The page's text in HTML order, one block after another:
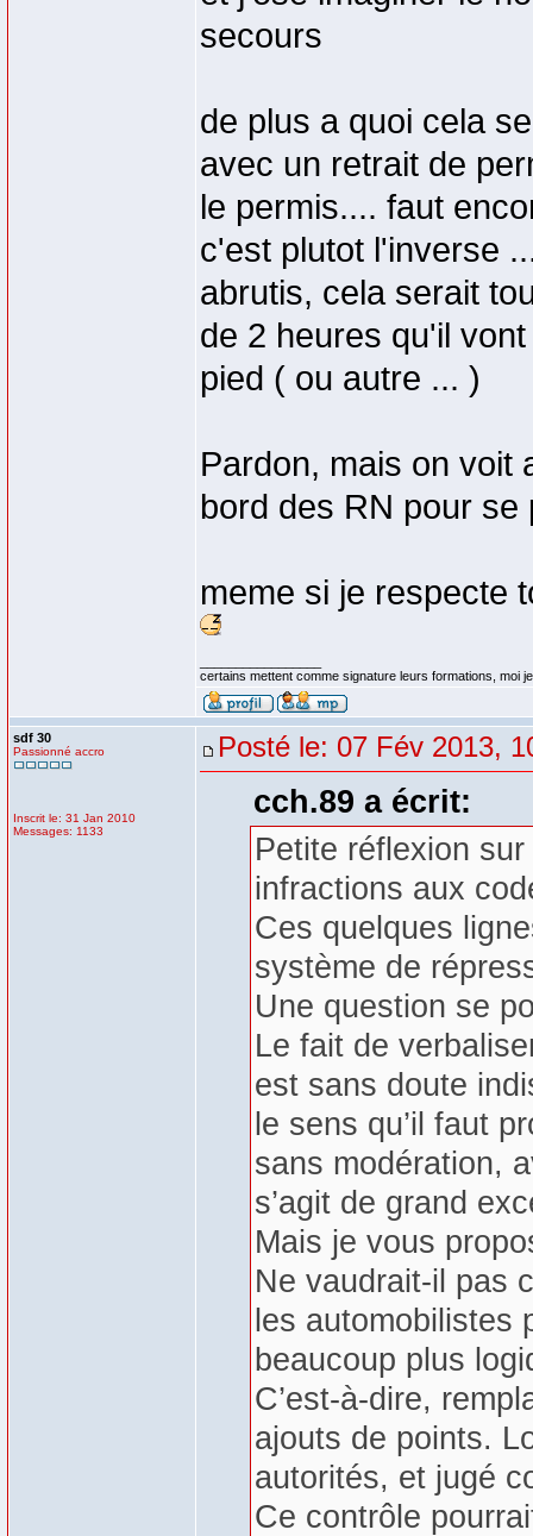
secours
de plus a quoi cela
avec un retrait de
le permis.... faut
c'est plutot l'inverse
abrutis, cela serait
de 2 heures qu'il
pied ( ou autre ... )
Pardon, mais on voit
bord des RN pour
meme si je respecte
certains mettent comme signature leurs formations, moi
sdf 30
Passionné accro
Inscrit le: 31 Jan 2010
Messages: 1133
Posté le: 07 Fév 2013,
cch.89 a écrit:
Petite réflexion
infractions aux
Ces quelques
système de
Une question se
Le fait de
est sans doute
le sens qu’il faut
sans modération,
s’agit de grand
Mais je vous
Ne vaudrait-il pas
les automobilistes
beaucoup plus
C’est-à-dire,
ajouts de points.
autorités, et jugé
Ce contrôle